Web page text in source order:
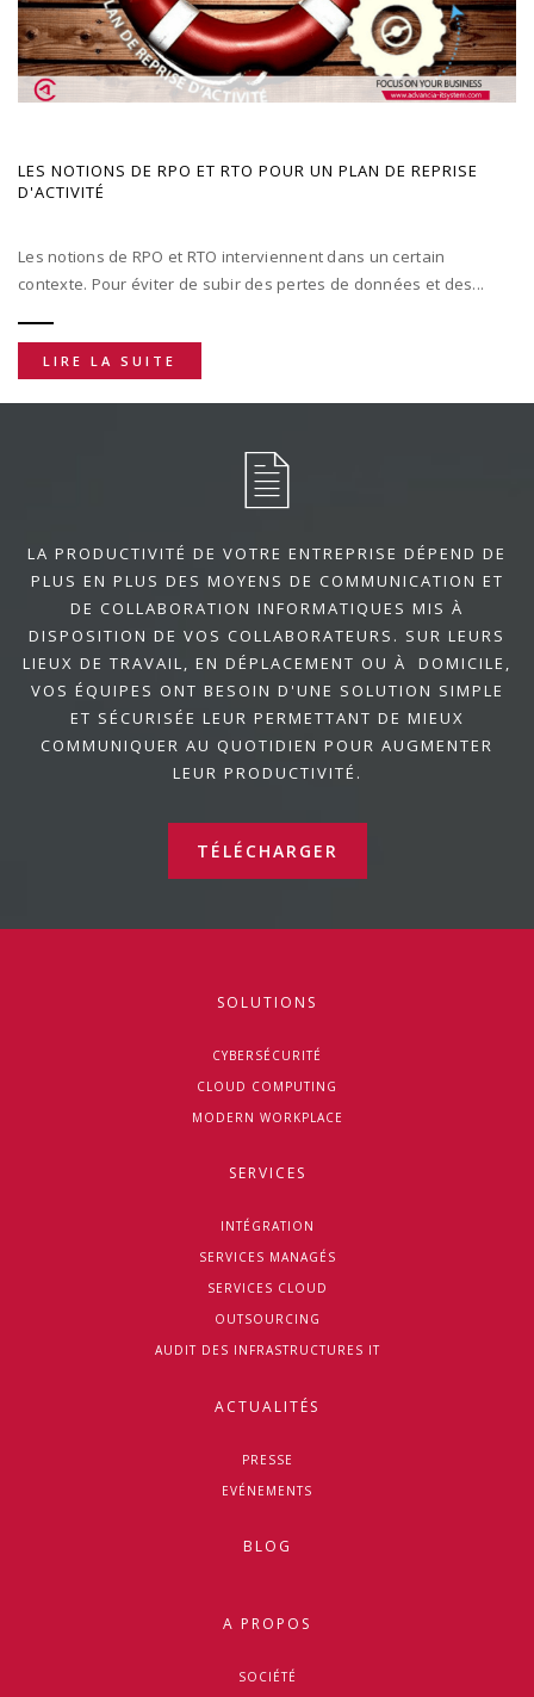
LES NOTIONS DE RPO ET RTO POUR UN PLAN DE REPRISE
D'ACTIVITÉ
Les notions de RPO et RTO interviennent dans un certain
contexte. Pour éviter de subir des pertes de données et des...
LIRE LA SUITE
LA PRODUCTIVITÉ DE VOTRE ENTREPRISE DÉPEND DE
PLUS EN PLUS DES MOYENS DE COMMUNICATION ET
DE COLLABORATION INFORMATIQUES MIS À
DISPOSITION DE VOS COLLABORATEURS. SUR LEURS
LIEUX DE TRAVAIL, EN DÉPLACEMENT OU À DOMICILE,
VOS ÉQUIPES ONT BESOIN D'UNE SOLUTION SIMPLE
ET SÉCURISÉE LEUR PERMETTANT DE MIEUX
COMMUNIQUER AU QUOTIDIEN POUR AUGMENTER
LEUR PRODUCTIVITÉ.
TÉLÉCHARGER
SOLUTIONS
CYBERSÉCURITÉ
CLOUD COMPUTING
MODERN WORKPLACE
SERVICES
INTÉGRATION
SERVICES MANAGÉS
SERVICES CLOUD
OUTSOURCING
AUDIT DES INFRASTRUCTURES IT
ACTUALITÉS
PRESSE
EVÉNEMENTS
BLOG
A PROPOS
SOCIÉTÉ